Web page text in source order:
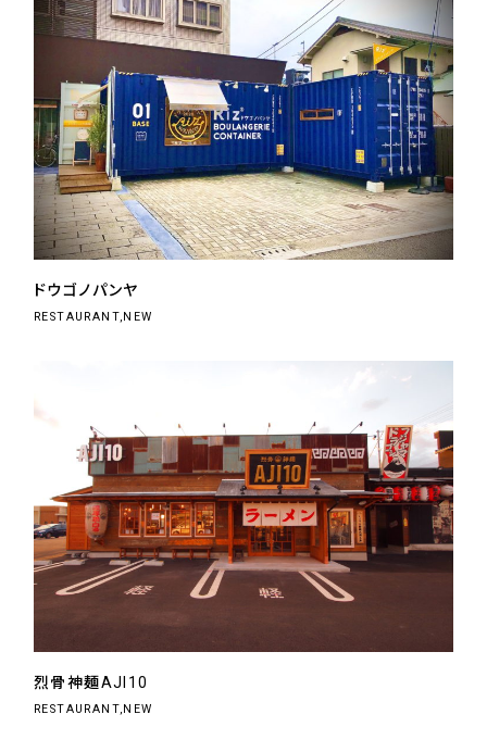
ドウゴノパンヤ
RESTAURANT,NEW
烈骨神麺AJI10
RESTAURANT,NEW